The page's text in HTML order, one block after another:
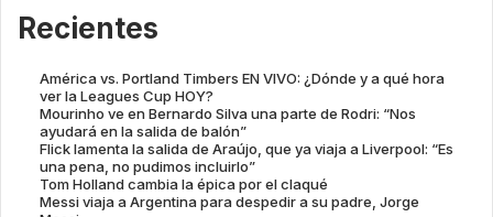
Recientes
América vs. Portland Timbers EN VIVO: ¿Dónde y a qué hora
ver la Leagues Cup HOY?
Mourinho ve en Bernardo Silva una parte de Rodri: “Nos
ayudará en la salida de balón”
Flick lamenta la salida de Araújo, que ya viaja a Liverpool: “Es
una pena, no pudimos incluirlo”
Tom Holland cambia la épica por el claqué
Messi viaja a Argentina para despedir a su padre, Jorge